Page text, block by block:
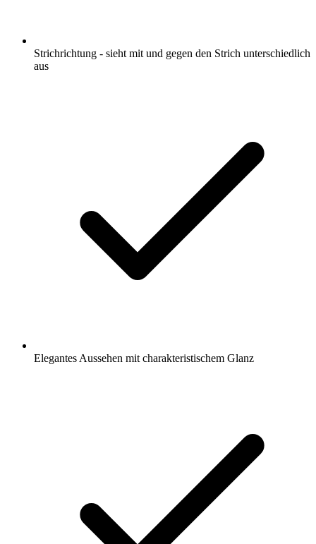
Strichrichtung - sieht mit und gegen den Strich unterschiedlich
aus
Elegantes Aussehen mit charakteristischem Glanz